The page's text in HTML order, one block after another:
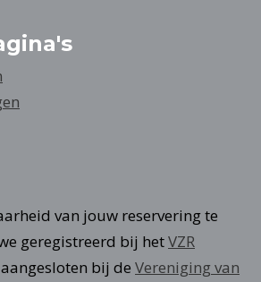
van jouw reservering te
geregistreerd bij hetVZR
bij de Vereniging van